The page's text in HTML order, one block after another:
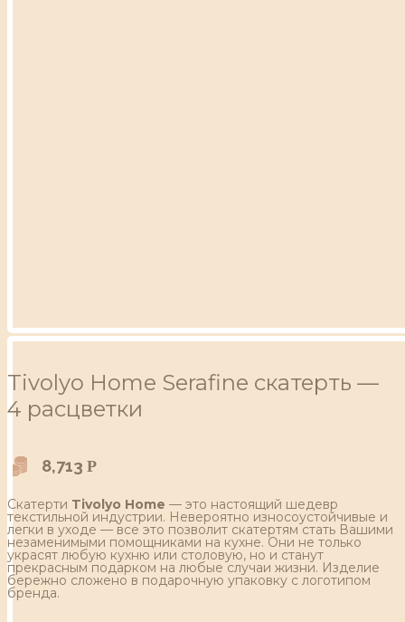
Tivolyo Home Serafine скатерть —
4 расцветки
8,713 Р
Скатерти Tivolyo Home — это настоящий шедевр
текстильной индустрии. Невероятно износоустойчивые и
легки в уходе — все это позволит скатертям стать Вашими
незаменимыми помощниками на кухне. Они не только
украсят любую кухню или столовую, но и станут
прекрасным подарком на любые случаи жизни. Изделие
бережно сложено в подарочную упаковку с логотипом
бренда.